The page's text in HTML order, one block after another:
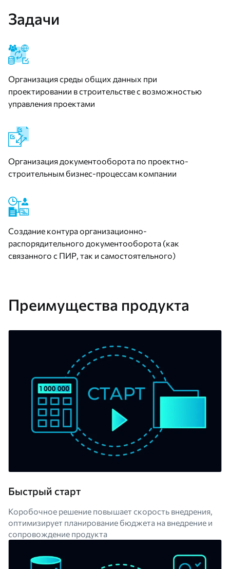
Задачи
Организация среды общих данных при
проектировании в строительстве с возможностью
управления проектами
Организация документооборота по проектно-
строительным бизнес-процессам компании
Создание контура организационно-
распорядительного документооборота (как
связанного с ПИР, так и самостоятельного)
Преимущества продукта
Быстрый старт
Коробочное решение повышает скорость внедрения,
оптимизирует планирование бюджета на внедрение и
сопровождение продукта